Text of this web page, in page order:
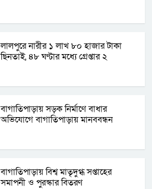
লালপুরে নারীর ১ লাখ ৮০ হাজার টাকা
ছিনতাই, ৪৮ ঘণ্টার মধ্যে গ্রেপ্তার ২
বাগাতিপাড়ায় সড়ক নির্মাণে বাধার
অভিযোগে বাগাতিপাড়ায় মানববন্ধন
বাগাতিপাড়ায় বিশ্ব মাতৃদুগ্ধ সপ্তাহের
সমাপনী ও পুরস্কার বিতরণ